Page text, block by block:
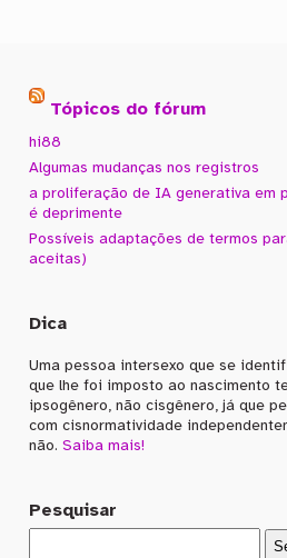
Tópicos do fórum
hi88
Algumas mudanças nos registros
a proliferação de IA generativa em
é deprimente
Possíveis adaptações de termos
aceitas)
Dica
Uma pessoa intersexo que se
que lhe foi imposto ao nascimento
ipsogênero, não cisgênero, já que
com cisnormatividade
não.Saiba mais!
Pesquisar